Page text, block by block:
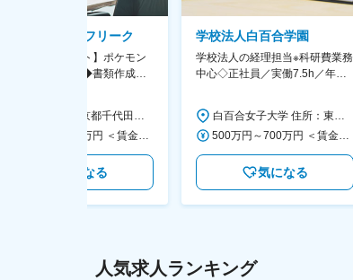
株式会社ゲームフリーク
【庶務アシスタント】ポケモン
シリーズ開発企業◆書類作成・
本社 住所：東京都千代田区神田錦町2-2-1 KANDASQUARE 受動喫煙対策：屋内全面禁煙 変更の範囲：会社の定める事業所
350万円～500万円 ＜賃金形態＞ 月給制 ＜賃金内訳＞ 月額（基本給）：215,000円～307,000円 固定残業手当/月：76,700円～110,000円（固定残業時間45時間0分/月） 超過した時間外労働の残業手当は追加支給 ＜月給＞ 291,700円～417,000円（一律手当を含む） ＜昇給有無＞ 有 ＜残業手当＞ 有 ＜給与補足＞ ※経験・能力を考慮の上、年齢に関わりなく当社規定により優遇します。 賃金はあくまでも目安の金額であり、選考を通じて上下する可能性があります。 月給(月額)は固定手当を含めた表記です。
気になる
学校法人白百合学園
学校法人の経理担当※科研費業務
中心◇正社員／実働7.5h／年休
大学
白百合女子大学 住所：東京都調布市緑ヶ丘1-25 勤務地最寄駅：京王線／仙川駅 受動喫煙対策：屋内全面禁煙 変更の範囲：会社の定める事業所
500万円～700万円 ＜賃金形態＞ 月給制 ＜賃金内訳＞ 月額（基本給）：280,000円～430,000円 ＜月給＞ 280,000円～430,000円 ＜昇給有無＞ 有 ＜残業手当＞ 有 ＜給与補足＞ ※年齢・過去の経験に基づき、本学規定に合わせ決定 【残業手当】有 /残業時間に応じて全額支給（※想定年収に含む） 【各種手当】扶養手当/住宅手当/通勤手当 等 【賞与】年2回（6月、12月） 【昇給】年1回（4月） 賃金はあくまでも目安の金額であり、選考を通じて上下する可能性があります。 月給(月額)は固定手当を含めた表記です。
気になる
人気求人ランキング